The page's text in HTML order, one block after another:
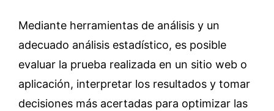
Mediante herramientas de análisis y un
adecuado análisis estadístico, es posible
evaluar la prueba realizada en un sitio web o
aplicación, interpretar los resultados y tomar
decisiones más acertadas para optimizar las